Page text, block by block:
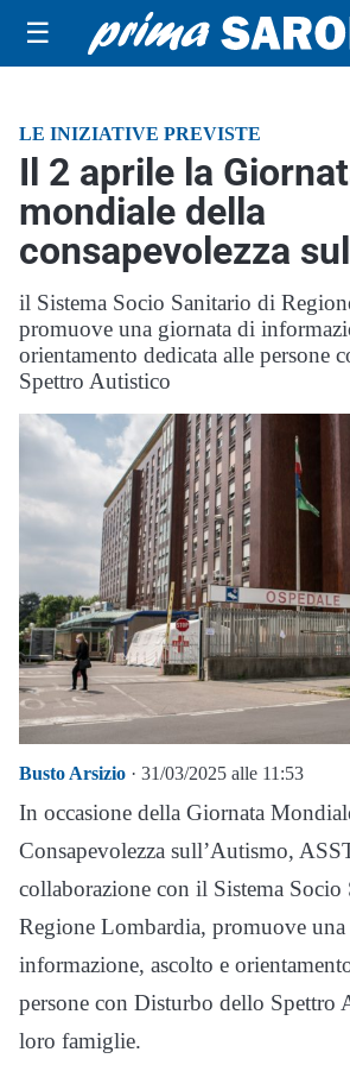
☰
LE INIZIATIVE PREVISTE
Il 2 aprile la
mondiale della
consapevolezza
il Sistema Socio Sanitario di
promuove una giornata di
orientamento dedicata alle persone
Spettro Autistico
Busto Arsizio · 31/03/2025 alle 11:53
In occasione della Giornata
Consapevolezza sull’Autismo,
collaborazione con il Sistema Socio
Regione Lombardia, promuove
informazione, ascolto e
persone con Disturbo dello Spettro
loro famiglie.